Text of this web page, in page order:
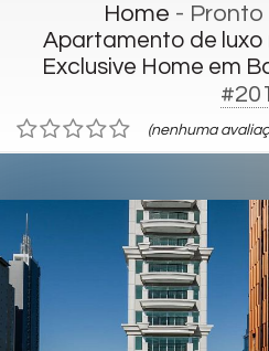
Home -
Apartamento de luxo
Exclusive Home em
#201
(nenhuma